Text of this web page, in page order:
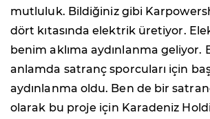
mutluluk. Bildiğiniz gibi
dört kıtasında elektrik üretiyor.
benim aklıma aydınlanma geliyor.
anlamda satranç sporcuları için
aydınlanma oldu. Ben de bir
olarak bu proje için Karadeniz